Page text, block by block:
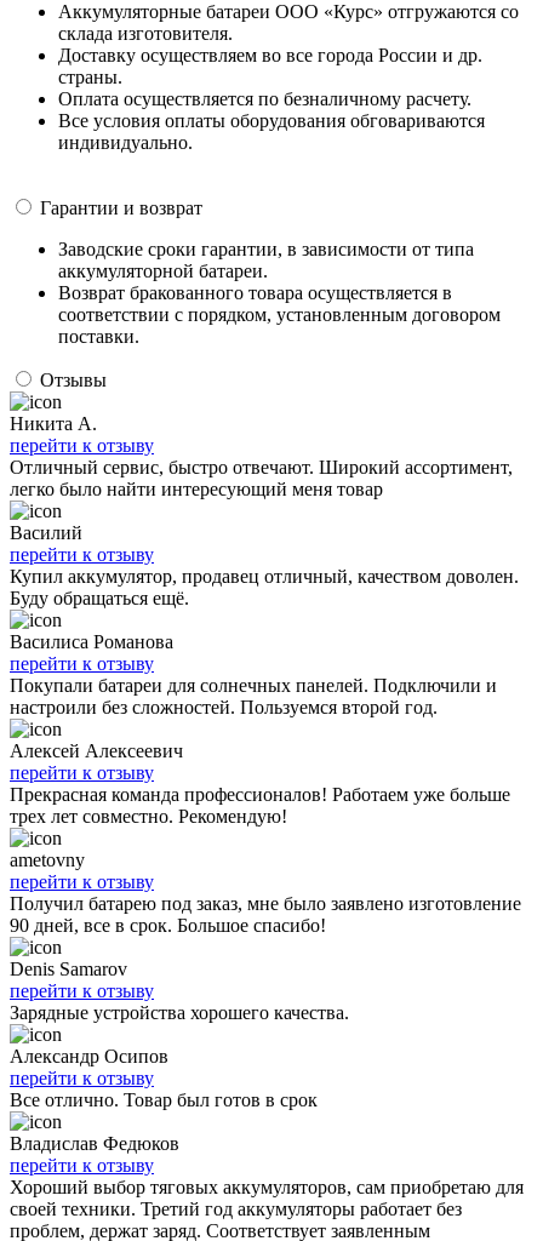
Аккумуляторные батареи ООО «Курс» отгружаются со
склада изготовителя.
Доставку осуществляем во все города России и др.
страны.
Оплата осуществляется по безналичному расчету.
Все условия оплаты оборудования обговариваются
индивидуально.
Гарантии и возврат
Заводские сроки гарантии, в зависимости от типа
аккумуляторной батареи.
Возврат бракованного товара осуществляется в
соответствии с порядком, установленным договором
поставки.
Отзывы
Никита А.
перейти к отзыву
Отличный сервис, быстро отвечают. Широкий ассортимент,
легко было найти интересующий меня товар
Василий
перейти к отзыву
Купил аккумулятор, продавец отличный, качеством доволен.
Буду обращаться ещё.
Василиса Романова
перейти к отзыву
Покупали батареи для солнечных панелей. Подключили и
настроили без сложностей. Пользуемся второй год.
Алексей Алексеевич
перейти к отзыву
Прекрасная команда профессионалов! Работаем уже больше
трех лет совместно. Рекомендую!
ametovny
перейти к отзыву
Получил батарею под заказ, мне было заявлено изготовление
90 дней, все в срок. Большое спасибо!
Denis Samarov
перейти к отзыву
Зарядные устройства хорошего качества.
Александр Осипов
перейти к отзыву
Все отлично. Товар был готов в срок
Владислав Федюков
перейти к отзыву
Хороший выбор тяговых аккумуляторов, сам приобретаю для
своей техники. Третий год аккумуляторы работает без
проблем, держат заряд. Соответствует заявленным